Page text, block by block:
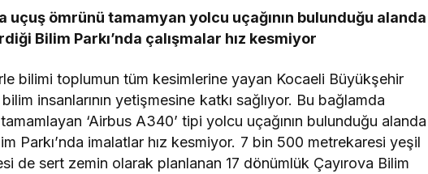
uçuş ömrünü tamamyan yolcu uçağının bulunduğu alanda
Bilim Parkı’nda çalışmalar hız kesmiyor
bilimi toplumun tüm kesimlerine yayan Kocaeli Büyükşehir
insanlarının yetişmesine katkı sağlıyor. Bu bağlamda
‘Airbus A340’ tipi yolcu uçağının bulunduğu alanda
Parkı’nda imalatlar hız kesmiyor. 7 bin 500 metrekaresi yeşil
de sert zemin olarak planlanan 17 dönümlük Çayırova Bilim
Güncel
Denetimleri Sürüyor